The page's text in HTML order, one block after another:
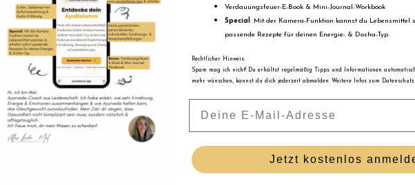
Verdauungsfeuer-E-Book & Mini-Journal-Workbook
Special : Mit der Kamera-Funktion kannst du Lebensmittel
passende Rezepte für deinen Energie- & Dosha-Typ.
Rechtlicher Hinweis:
Spam mag ich nicht! Du erhältst regelmäßig Tipps und Informationen
mehr wünschen, kannst du dich jederzeit abmelden. Weitere Infos zum
Jetzt kostenlos